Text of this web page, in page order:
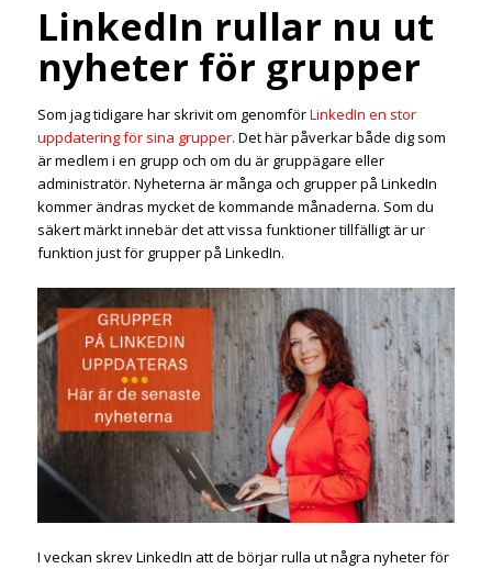
LinkedIn rullar nu ut
nyheter för grupper
Som jag tidigare har skrivit om genomförLinkedIn en stor
uppdatering för sina grupper. Det här påverkar både dig som
är medlem i en grupp och om du är gruppägare eller
administratör. Nyheterna är många och grupper på LinkedIn
kommer ändras mycket de kommande månaderna. Som du
säkert märkt innebär det att vissa funktioner tillfälligt är ur
funktion just för grupper på LinkedIn.
I veckan skrev LinkedIn att de börjar rulla ut några nyheter för